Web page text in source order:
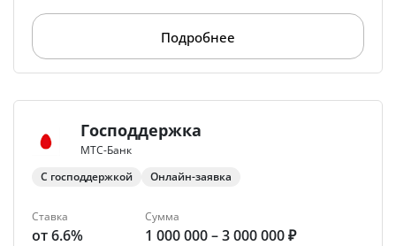
Подробнее
Господдержка
МТС-Банк
С господдержкой
Онлайн-заявка
Ставка
от 6.6%
Сумма
1 000 000 – 3 000 000 ₽